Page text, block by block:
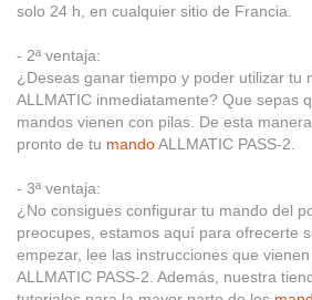
solo 24 h, en cualquier sitio de Francia.
- 2ª ventaja:
¿Deseas ganar tiempo y poder utilizar tu
ALLMATIC inmediatamente? Que sepas
mandos vienen con pilas. De esta
pronto de tu mandoALLMATIC PASS-2.
- 3ª ventaja:
¿No consigues configurar tu mando del
preocupes, estamos aquí para ofrecerte
empezar, lee las instrucciones que
ALLMATIC PASS-2. Además, nuestra